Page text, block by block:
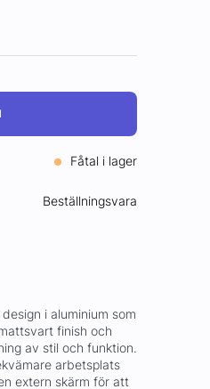
Fåtal i lager
Beställningsvara
i aluminium som
finish och
av stil och funktion.
arbetsplats
extern skärm för att